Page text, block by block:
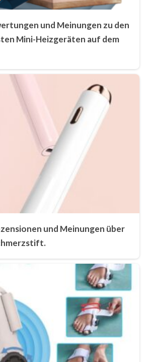
und Meinungen zu den
Mini-Heizgeräten auf dem
und Meinungen über